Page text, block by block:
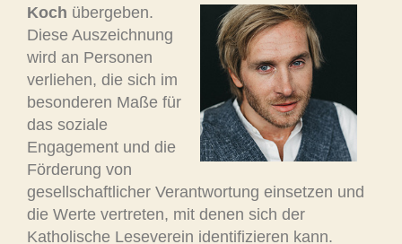
Koch übergeben.
Diese Auszeichnung
wird an Personen
verliehen, die sich im
besonderen Maße für
das soziale
Engagement und die
Förderung von
gesellschaftlicher Verantwortung einsetzen und
die Werte vertreten, mit denen sich der
Katholische Leseverein identifizieren kann.